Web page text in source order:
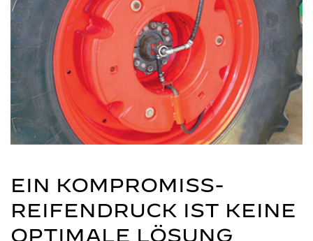
EIN KOMPROMISS-
REIFENDRUCK IST KEINE
OPTIMALE LÖSUNG